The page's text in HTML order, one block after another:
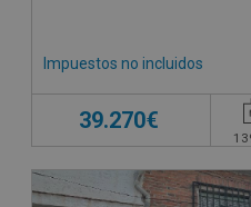
Impuestos no incluidos
39.270€
CONDICIONES